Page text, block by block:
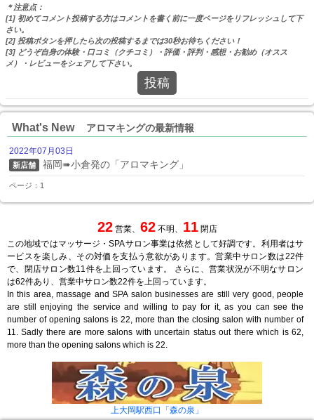
＊注意点：
[1] 初めてコメント投稿する方はコメントを書く前に一度ページをリフレッシュして下
さい。
[2] 投稿ボタンを押したら次の投稿するまでは30秒お待ちください！
[3] どうぞ自身の体験・口コミ（クチコミ）・評価・評判・感想・お勧め（オスス
メ）・レビューをシェアして下さい。
投稿
What's New アロマキングの最新情報
2022年07月03日
新店舗 福岡➠小倉発の「アロマキング」
ページ：1
22営業、 62不明、 11閉店
この地域ではマッサージ・SPAサロン事業は依然として好調です。利用者はサ
ービスを楽しみ、その対価を支払う意欲があります。営業中サロン数は22件
で、閉店サロン数11件を上回っています。 さらに、営業状況が不明なサロン
は62件あり、営業中サロン数22件を上回っています。
In this area, massage and SPA salon businesses are still very good, people
are still enjoying the service and willing to pay for it, as you can see the
number of opening salons is 22, more than the closing salon with number of
11. Sadly there are more salons with uncertain status out there which is 62,
more than the opening salons which is 22.
上大岡駅西口「森の泉」